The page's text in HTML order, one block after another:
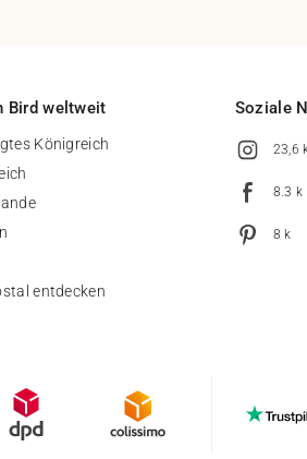
Bird weltweit
Königreich
entdecken
Soziale
23,6
8.3 k
8 k